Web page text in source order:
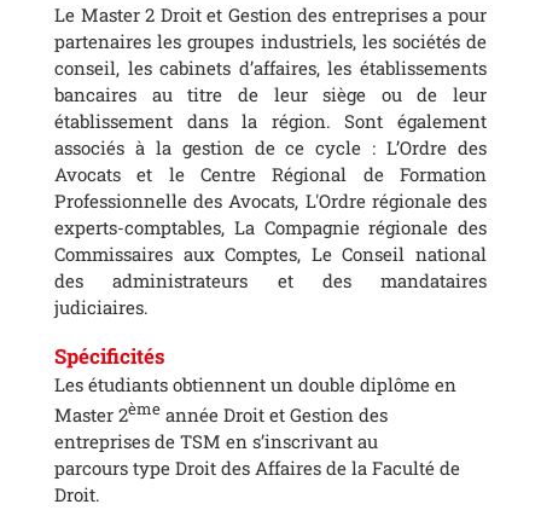
Le Master 2 Droit et Gestion des entreprises a pour
partenaires les groupes industriels, les sociétés de
conseil, les cabinets d’affaires, les établissements
bancaires au titre de leur siège ou de leur
établissement dans la région. Sont également
associés à la gestion de ce cycle : L’Ordre des
Avocats et le Centre Régional de Formation
Professionnelle des Avocats, L'Ordre régionale des
experts-comptables, La Compagnie régionale des
Commissaires aux Comptes, Le Conseil national
des administrateurs et des mandataires
judiciaires.
Spécificités
Les étudiants obtiennent un double diplôme en
Master 2ème année Droit et Gestion des
entreprises de TSM en s’inscrivant au
parcours type Droit des Affaires de la Faculté de
Droit.